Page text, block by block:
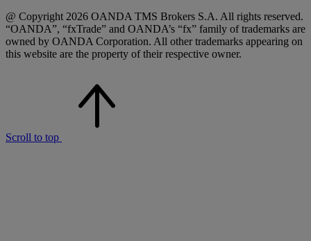
@ Copyright 2026 OANDA TMS Brokers S.A. All rights reserved.
“OANDA”, “fxTrade” and OANDA’s “fx” family of trademarks are
owned by OANDA Corporation. All other trademarks appearing on
this website are the property of their respective owner.
Scroll to top